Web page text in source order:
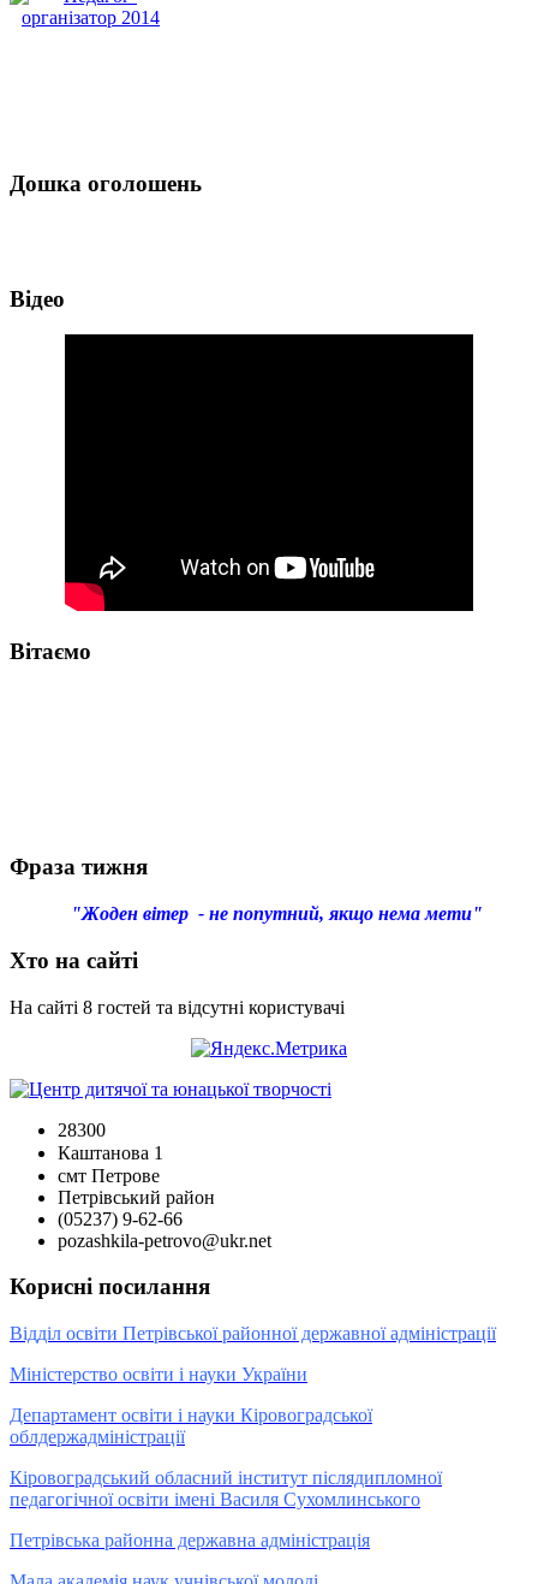
Дошка оголошень
Відео
Вітаємо
Фраза тижня
"Жоден вітер - не попутний, якщо нема мети"
Хто на сайті
На сайті 8 гостей та відсутні користувачі
28300
Каштанова 1
смт Петрове
Петрівський район
(05237) 9-62-66
pozashkila-petrovo@ukr.net
Корисні посилання
Відділ освіти Петрівської районної державної адміністрації
Міністерство освіти і науки України
Департамент освіти і науки Кіровоградської
облдержадміністрації
Кіровоградський обласний інститут післядипломної
педагогічної освіти імені Василя Сухомлинського
Петрівська районна державна адміністрація